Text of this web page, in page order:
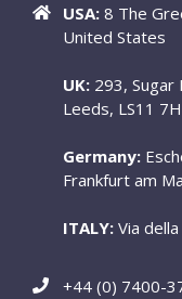
USA: 8 The
United States
UK: 293, Sugar
Leeds, LS11
Germany:
Frankfurt am
ITALY: Via
+44 (0) 7400-